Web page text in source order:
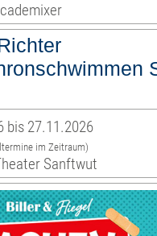
bis 27.11.2026
im Zeitraum)
Sanftwut